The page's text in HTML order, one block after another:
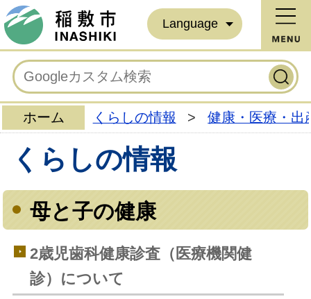
Language
ホーム くらしの情報 > 健康・医療・出
くらしの情報
母と子の健康
2歳児歯科健康診査（医療機関健
診）について